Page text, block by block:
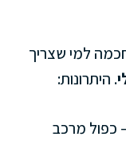
למי שצריך
. היתרונות:
של 680-1,200 ק"ג – כפול מרכב